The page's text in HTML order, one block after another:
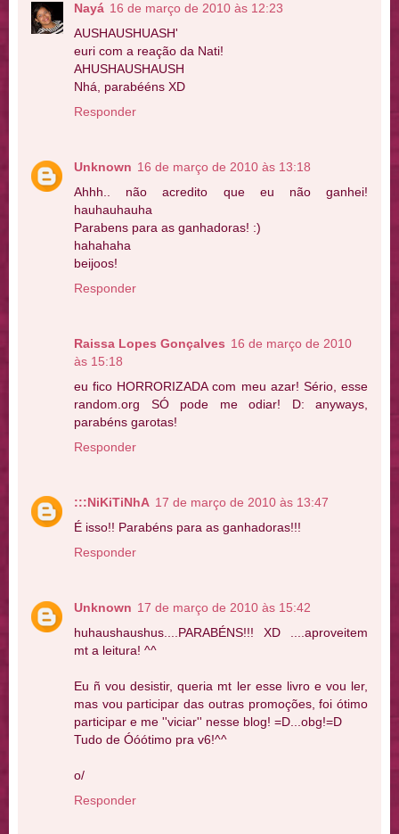
Nayá 16 de março de 2010 às 12:23
AUSHAUSHUASH'
euri com a reação da Nati!
AHUSHAUSHAUSH
Nhá, parabééns XD
Responder
Unknown 16 de março de 2010 às 13:18
Ahhh.. não acredito que eu não ganhei!
hauhauhauha
Parabens para as ganhadoras! :)
hahahaha
beijoos!
Responder
Raissa Lopes Gonçalves 16 de março de 2010
às 15:18
eu fico HORRORIZADA com meu azar! Sério, esse
random.org SÓ pode me odiar! D: anyways,
parabéns garotas!
Responder
:::NiKiTiNhA 17 de março de 2010 às 13:47
É isso!! Parabéns para as ganhadoras!!!
Responder
Unknown 17 de março de 2010 às 15:42
huhaushaushus....PARABÉNS!!! XD ....aproveitem
mt a leitura! ^^
Eu ñ vou desistir, queria mt ler esse livro e vou ler,
mas vou participar das outras promoções, foi ótimo
participar e me ''viciar'' nesse blog! =D...obg!=D
Tudo de Óóótimo pra v6!^^
o/
Responder